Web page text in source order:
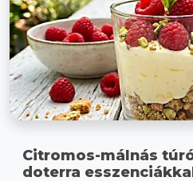
Citromos-málnás
doterra